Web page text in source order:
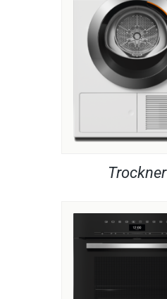
Trockner